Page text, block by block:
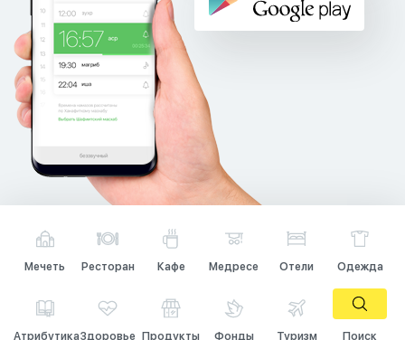
Мечеть Ресторан Кафе Медресе Отели Одежда
АтрибутикаЗдоровье Продукты Фонды Туризм Поиск